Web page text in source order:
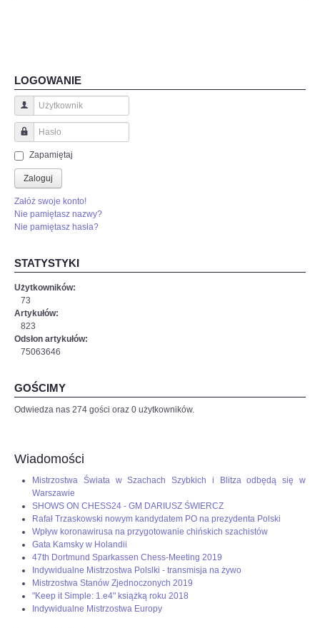
EpAj8Loyw1RAtFnOdtJ8JCBaeus-
LOGOWANIE
Użytkownik
Hasło
Zapamiętaj
Zaloguj
Załóż swoje konto!
Nie pamiętasz nazwy?
Nie pamiętasz hasła?
STATYSTYKI
Użytkowników:
73
Artykułów:
823
Odsłon artykułów:
75063646
GOŚCIMY
Odwiedza nas 274 gości oraz 0 użytkowników.
Wiadomości
Mistrzostwa Świata w Szachach Szybkich i Blitza odbędą się w
Warszawie
SHOWS ON CHESS24 - GM DARIUSZ ŚWIERCZ
Rafał Trzaskowski nowym kandydatem PO na prezydenta Polski
Wpływ koronawirusa na przygotowanie chińskich szachistów
Gata Kamsky w Holandii
47th Dortmund Sparkassen Chess-Meeting 2019
Indywidualne Mistrzostwa Polslki - transmisja na żywo
Mistrzostwa Stanów Zjednoczonych 2019
"Keep it Simple: 1.e4" książką roku 2018
Indywidualne Mistrzostwa Europy